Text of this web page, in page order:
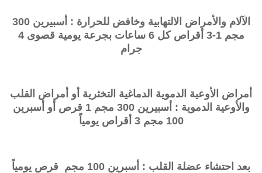
الآلام والأمراض الالتهابية وخافض للحرارة : أسبيرين 300
مجم 1-3 أقراص كل 6 ساعات بجرعة يومية قصوى 4
جرام
أمراض الأوعية الدموية الدماغية التخثرية أو أمراض القلب
والأوعية الدموية : أسبيرين 300 مجم 1 قرص أو أسبرين
100 مجم 3 أقراص يومياً
بعد احتشاء عضلة القلب : أسبرين 100 مجم قرص يومياً